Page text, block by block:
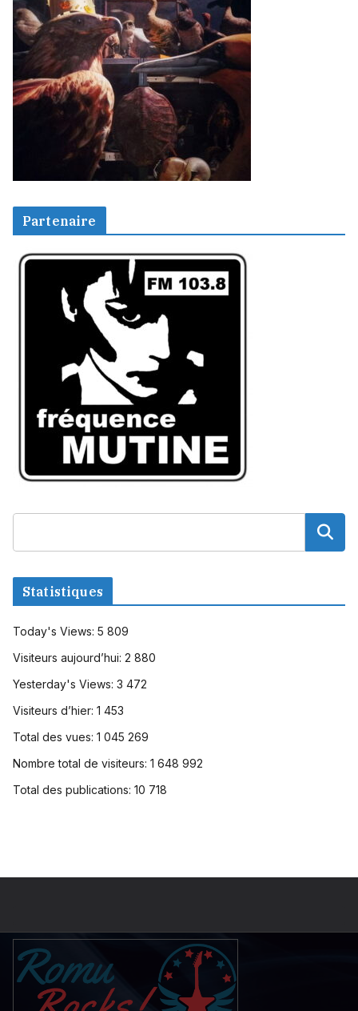
Partenaire
Statistiques
Today's Views: 5 809
Visiteurs aujourd’hui: 2 880
Yesterday's Views: 3 472
Visiteurs d’hier: 1 453
Total des vues: 1 045 269
Nombre total de visiteurs: 1 648 992
Total des publications: 10 718